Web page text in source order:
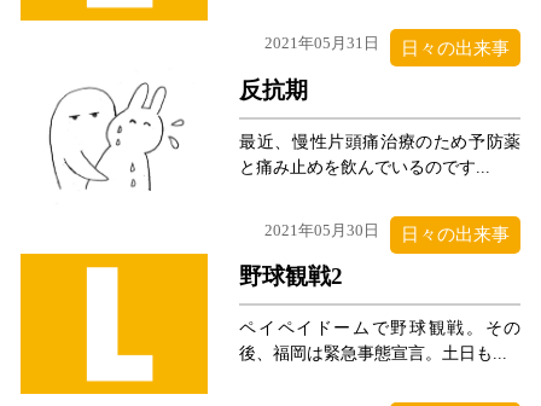
2021年05月31日 日々の出来事
反抗期
最近、慢性片頭痛治療のため予防薬
と痛み止めを飲んでいるのです...
2021年05月30日 日々の出来事
野球観戦2
ペイペイドームで野球観戦。その
後、福岡は緊急事態宣言。土日も...